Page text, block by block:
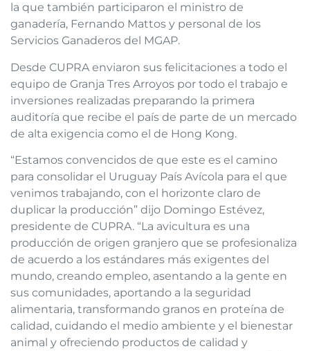
la que también participaron el ministro de
ganadería, Fernando Mattos y personal de los
Servicios Ganaderos del MGAP.
Desde CUPRA enviaron sus felicitaciones a todo el
equipo de Granja Tres Arroyos por todo el trabajo e
inversiones realizadas preparando la primera
auditoría que recibe el país de parte de un mercado
de alta exigencia como el de Hong Kong.
“Estamos convencidos de que este es el camino
para consolidar el Uruguay País Avícola para el que
venimos trabajando, con el horizonte claro de
duplicar la producción” dijo Domingo Estévez,
presidente de CUPRA. “La avicultura es una
producción de origen granjero que se profesionaliza
de acuerdo a los estándares más exigentes del
mundo, creando empleo, asentando a la gente en
sus comunidades, aportando a la seguridad
alimentaria, transformando granos en proteína de
calidad, cuidando el medio ambiente y el bienestar
animal y ofreciendo productos de calidad y